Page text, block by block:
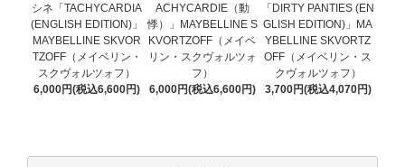
シネ「TACHYCARDIA
(ENGLISH EDITION)」
MAYBELLINE SKVOR
TZOFF（メイベリン・
スクヴォルツォフ）
6,000円(税込6,600円)
ACHYCARDIE（動
悸）」MAYBELLINE S
KVORTZOFF（メイベ
リン・スクヴォルツォ
フ）
6,000円(税込6,600円)
「DIRTY PANTIES (EN
GLISH EDITION)」MA
YBELLINE SKVORTZ
OFF（メイベリン・ス
クヴォルツォフ）
3,700円(税込4,070円)